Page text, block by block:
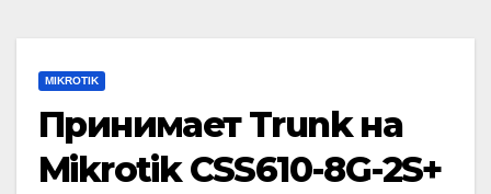
MIKROTIK
Принимает Trunk на
Mikrotik CSS610-8G-2S+